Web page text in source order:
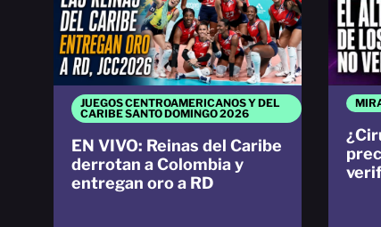
JUEGOS CENTROAMERICANOS Y DEL
CARIBE SANTO DOMINGO 2026
EN VIVO: Reinas del Caribe
derrotan a Colombia y
entregan oro a RD